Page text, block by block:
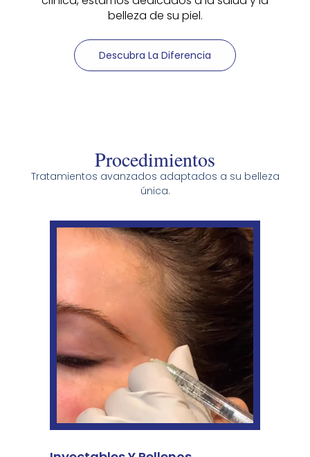
Descubra La Diferencia
belleza de su piel.
Procedimientos
Tratamientos avanzados adaptados a su belleza
única.